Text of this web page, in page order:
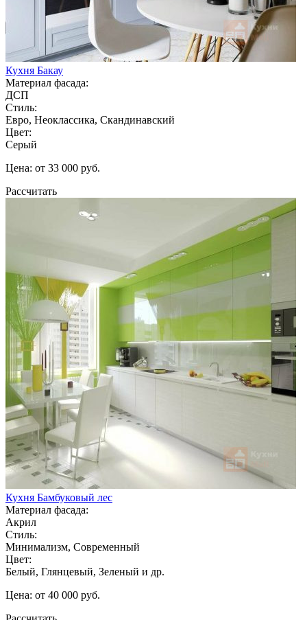
Кухня Бакау
Материал фасада:
ДСП
Стиль:
Евро, Неоклассика, Скандинавский
Цвет:
Серый
Цена: от 33 000 руб.
Рассчитать
Кухня Бамбуковый лес
Материал фасада:
Акрил
Стиль:
Минимализм, Современный
Цвет:
Белый, Глянцевый, Зеленый и др.
Цена: от 40 000 руб.